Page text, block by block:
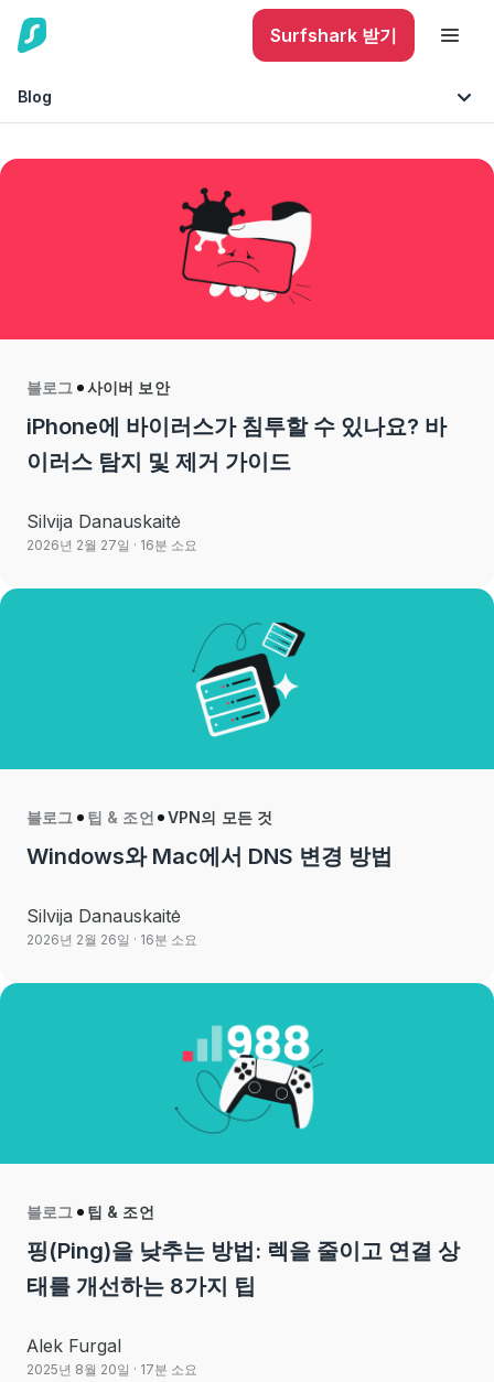
Surfshark 받기
Blog
블로그 사이버 보안
iPhone에 바이러스가 침투할 수 있나요? 바
이러스 탐지 및 제거 가이드
Silvija Danauskaitė
2026년 2월 27일 · 16분 소요
블로그 팁 & 조언 VPN의 모든 것
Windows와 Mac에서 DNS 변경 방법
Silvija Danauskaitė
2026년 2월 26일 · 16분 소요
블로그 팁 & 조언
핑(Ping)을 낮추는 방법: 렉을 줄이고 연결 상
태를 개선하는 8가지 팁
Alek Furgal
2025년 8월 20일 · 17분 소요